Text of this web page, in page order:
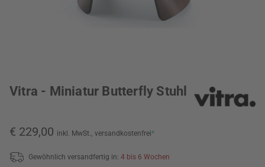
Vitra - Miniatur Butterfly Stuhl
€ 229,00 inkl. MwSt., versandkostenfrei*
Gewöhnlich versandfertig in: 4 bis 6 Wochen